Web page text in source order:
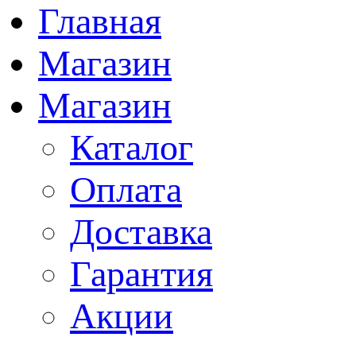
Главная
Магазин
Магазин
Каталог
Оплата
Доставка
Гарантия
Акции